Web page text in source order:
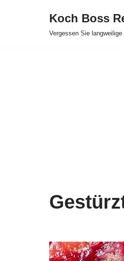
Koch Boss
Vergessen Sie